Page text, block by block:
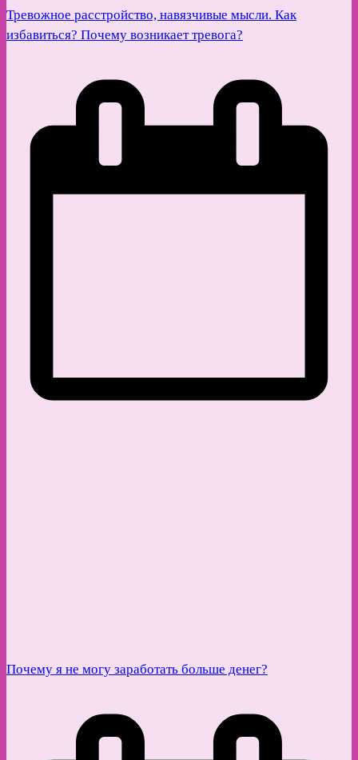
Тревожное расстройство, навязчивые мысли. Как
избавиться? Почему возникает тревога?
Почему я не могу заработать больше денег?